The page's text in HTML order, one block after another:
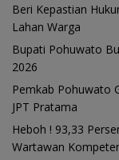
Beri Kepastian
Lahan Warga
Bupati Pohuwato
2026
Pemkab Pohuwato
JPT Pratama
Heboh ! 93,33
Wartawan